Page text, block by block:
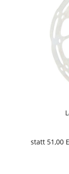
statt 51,00